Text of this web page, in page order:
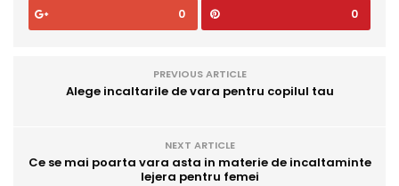
0 0
PREVIOUS ARTICLE
Alege incaltarile de vara pentru copilul tau
NEXT ARTICLE
Ce se mai poarta vara asta in materie de incaltaminte
lejera pentru femei